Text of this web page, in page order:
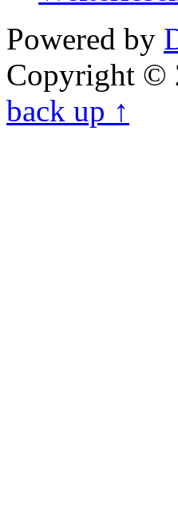
Powered by
Copyright ©
back up ↑